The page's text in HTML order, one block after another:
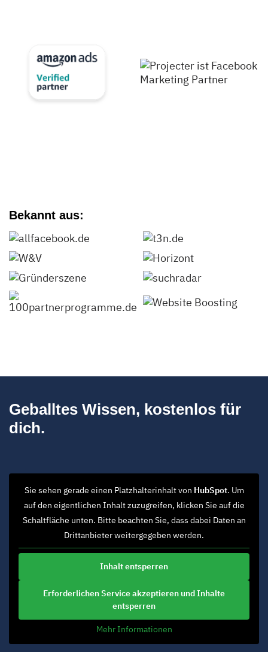
Bekannt aus:
Geballtes Wissen, kostenlos für
dich.
Sie sehen gerade einen Platzhalterinhalt von HubSpot. Um
auf den eigentlichen Inhalt zuzugreifen, klicken Sie auf die
Schaltfläche unten. Bitte beachten Sie, dass dabei Daten an
Drittanbieter weitergegeben werden.
Inhalt entsperren
Erforderlichen Service akzeptieren und Inhalte
entsperren
Mehr Informationen